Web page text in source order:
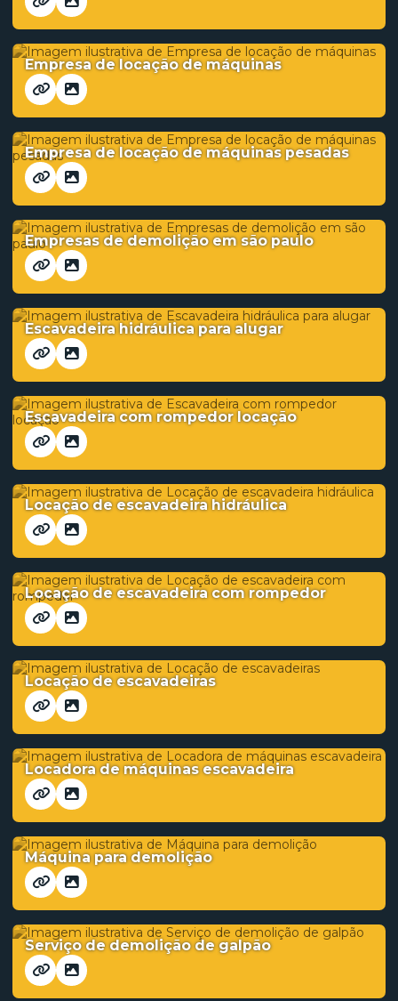
Empresa de locação de máquinas
Empresa de locação de máquinas pesadas
Empresas de demolição em são paulo
Escavadeira hidráulica para alugar
Escavadeira com rompedor locação
Locação de escavadeira hidráulica
Locação de escavadeira com rompedor
Locação de escavadeiras
Locadora de máquinas escavadeira
Máquina para demolição
Serviço de demolição de galpão